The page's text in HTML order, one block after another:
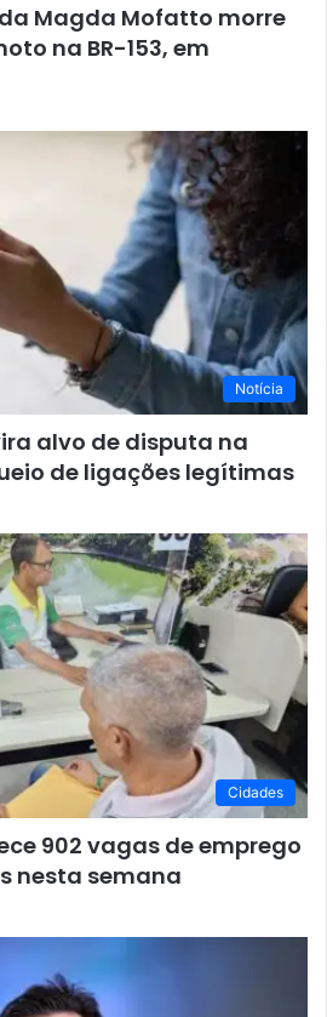
Magda Mofatto morre
na BR-153, em
Notícia
alvo de disputa na
de ligações legítimas
Cidades
902 vagas de emprego
nesta semana